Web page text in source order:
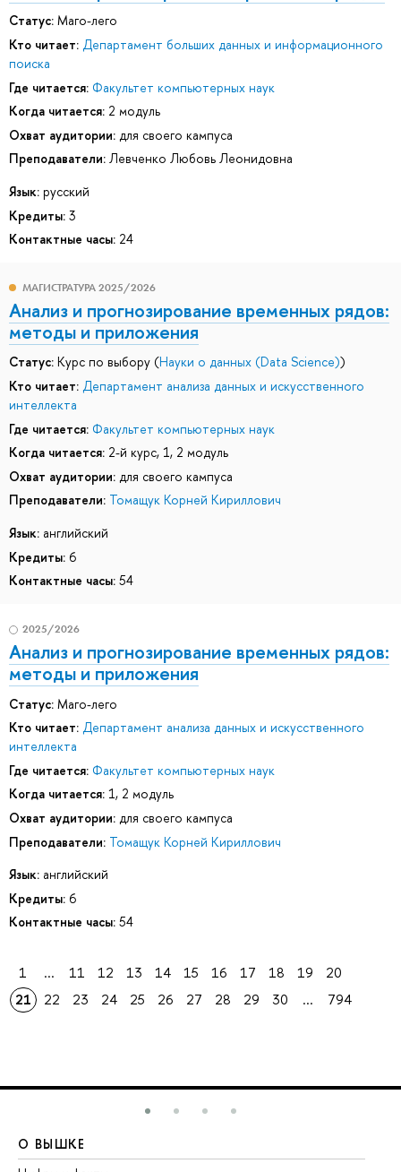
Статус: Маго-лего
Кто читает: Департамент больших данных и информационного
поиска
Где читается: Факультет компьютерных наук
Когда читается: 2 модуль
Охват аудитории: для своего кампуса
Преподаватели: Левченко Любовь Леонидовна
Язык: русский
Кредиты: 3
Контактные часы: 24
МАГИСТРАТУРА 2025/2026
Анализ и прогнозирование временных рядов:
методы и приложения
Статус: Курс по выбору (Науки о данных (Data Science))
Кто читает: Департамент анализа данных и искусственного
интеллекта
Где читается: Факультет компьютерных наук
Когда читается: 2-й курс, 1, 2 модуль
Охват аудитории: для своего кампуса
Преподаватели: Томащук Корней Кириллович
Язык: английский
Кредиты: 6
Контактные часы: 54
2025/2026
Анализ и прогнозирование временных рядов:
методы и приложения
Статус: Маго-лего
Кто читает: Департамент анализа данных и искусственного
интеллекта
Где читается: Факультет компьютерных наук
Когда читается: 1, 2 модуль
Охват аудитории: для своего кампуса
Преподаватели: Томащук Корней Кириллович
Язык: английский
Кредиты: 6
Контактные часы: 54
1 ... 11 12 13 14 15 16 17 18 19
20
21
22 23 24 25 26 27 28 29 30 ... 794
О ВЫШКЕ